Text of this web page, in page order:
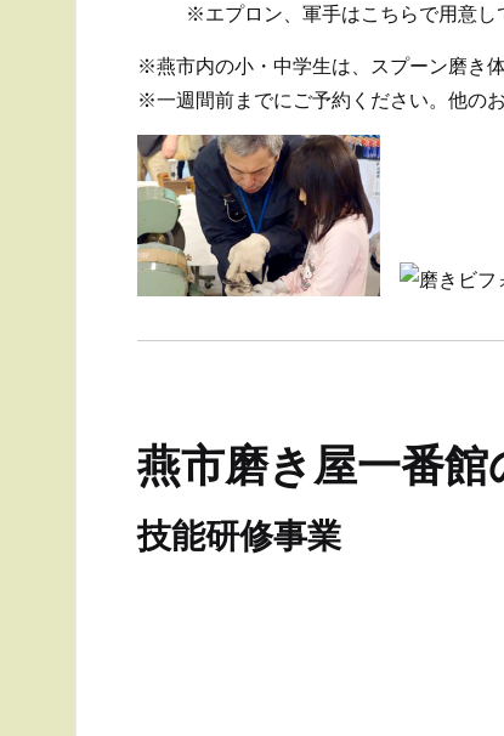
※エプロン、軍手はこちらで用意し
※燕市内の小・中学生は、スプーン磨き体
※一週間前までにご予約ください。他の
燕市磨き屋一番館
技能研修事業